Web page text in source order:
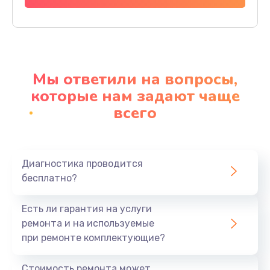
Заказать
Профилактическая чистка
Заказать
1440 руб.
Мы ответили на вопросы,
которые нам задают чаще
всего
Диагностика проводится
бесплатно?
Есть ли гарантия на услуги
ремонта и на используемые
при ремонте комплектующие?